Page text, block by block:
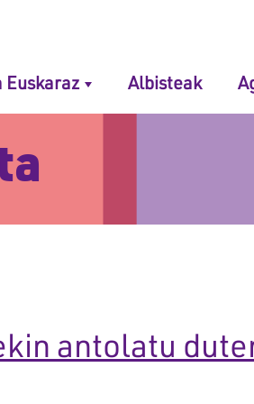
Euskaraz Albisteak
antolatu